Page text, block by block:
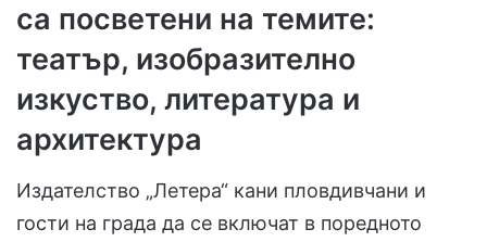
са посветени на темите:
театър, изобразително
изкуство, литература и
архитектура
Издателство „Летера“ кани пловдивчани и
гости на града да се включат в поредното